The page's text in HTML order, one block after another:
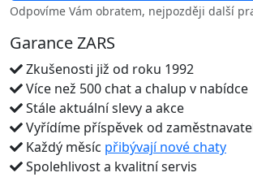
Odpovíme Vám obratem, nejpozději další
Garance ZARS
Zkušenosti již od roku 1992
Více než 500 chat a chalup v nabídce
Stále aktuální slevy a akce
Vyřídíme příspěvek od
Každý měsíc přibývají nové chaty
Spolehlivost a kvalitní servis